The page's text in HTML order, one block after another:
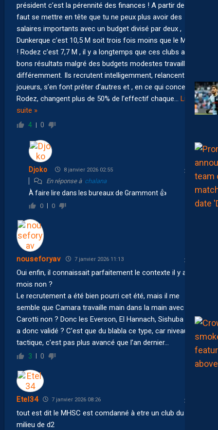
président c’est la pérennité des finances ! A partir de là il
faut se mettre en tête que tu ne peux plus avoir des
salaires importants avec un budget divisé par deux ,
Dunkerque c’est 10,5 M soit trois fois moins que le MHSC
! Rodez c’est 7,7 M , il y a longtemps que ces clubs aux
bons résultats malgré des budgets modestes travaillent
différemment. Ils recrutent intelligemment, relancent des
joueurs, s’en font prêter d’autres et , en ce qui concerne
Rodez, changent plus de 50% de l’effectif chaque
Lire la
suite »
4 0
Djoko 8 janvier 2026 02:55
En réponse à chalana
À faire lire dans les bureaux de Grammont 👍
0 0
nouseforyav 7 janvier 2026 11:13
Oui enfin, il connaissait parfaitement le contexte il y a 8
mois non ?
Le recrutement a été bien pourri cet été, mais il me
semble que Camara travaille main dans la main avec
Carotti non ? Donc les Everson, El Hannach, Sishuba il les
a donc validé ? C’est que du blabla ce type, car niveau
tactique, c’est pas plus avancé que l’an dernier…
3 0
Etel34 7 janvier 2026 08:26
tout est dit le MHSC est comdanné à etre un club du
milieu de d2